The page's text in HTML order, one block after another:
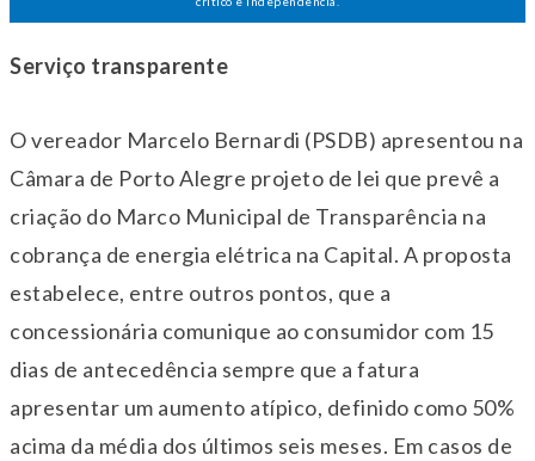
Serviço transparente
O vereador Marcelo Bernardi (PSDB) apresentou na
Câmara de Porto Alegre projeto de lei que prevê a
criação do Marco Municipal de Transparência na
cobrança de energia elétrica na Capital. A proposta
estabelece, entre outros pontos, que a
concessionária comunique ao consumidor com 15
dias de antecedência sempre que a fatura
apresentar um aumento atípico, definido como 50%
acima da média dos últimos seis meses. Em casos de